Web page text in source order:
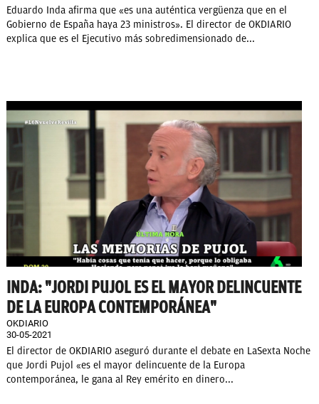
Eduardo Inda afirma que «es una auténtica vergüenza que en el
Gobierno de España haya 23 ministros». El director de OKDIARIO
explica que es el Ejecutivo más sobredimensionado de...
INDA: "JORDI PUJOL ES EL MAYOR DELINCUENTE
DE LA EUROPA CONTEMPORÁNEA"
OKDIARIO
30-05-2021
El director de OKDIARIO aseguró durante el debate en LaSexta Noche
que Jordi Pujol «es el mayor delincuente de la Europa
contemporánea, le gana al Rey emérito en dinero...